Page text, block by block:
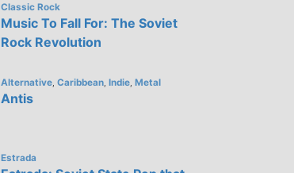
Classic Rock
Music To Fall For: The Soviet
Rock Revolution
Alternative Caribbean Indie Metal
Antis
Estrada